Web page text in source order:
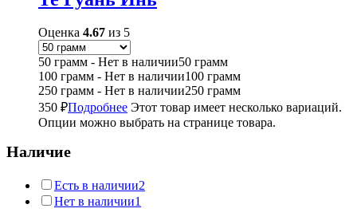
Оценка 4.67 из 5
50 грамм - Нет в наличии50 грамм
100 грамм - Нет в наличии100 грамм
250 грамм - Нет в наличии250 грамм
350 ₽Подробнее Этот товар имеет несколько вариаций.
Опции можно выбрать на странице товара.
Наличие
Есть в наличии2
Нет в наличии1